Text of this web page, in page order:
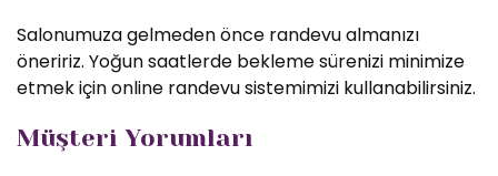
Salonumuza gelmeden önce randevu almanızı
öneririz. Yoğun saatlerde bekleme sürenizi minimize
etmek için online randevu sistemimizi kullanabilirsiniz.
Müşteri Yorumları